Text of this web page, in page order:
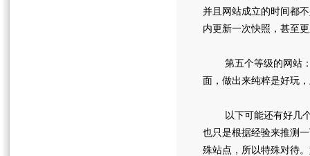
并且网站成立的时间都
内更新一次快照，甚至
第五个等级的网站：
面，做出来纯粹是好玩
以下可能还有好几个
也只是根据经验来推测
殊站点，所以特殊对待